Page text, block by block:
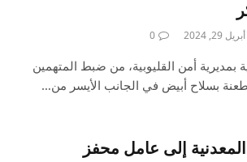
أبريل 29, 2024 0
بمديرية أمن القليوبية، من ضبط المتهمين
بسلاح أبيض في الجانب الأيسر من…
إلى عامل محفز